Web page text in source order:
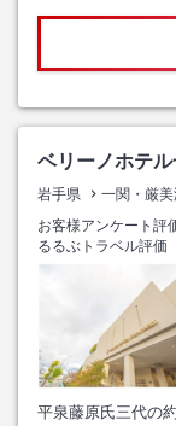
ベリーノホテル
岩手県 一関・厳
お客様アンケート評
るるぶトラベル評価
平泉藤原氏三代の